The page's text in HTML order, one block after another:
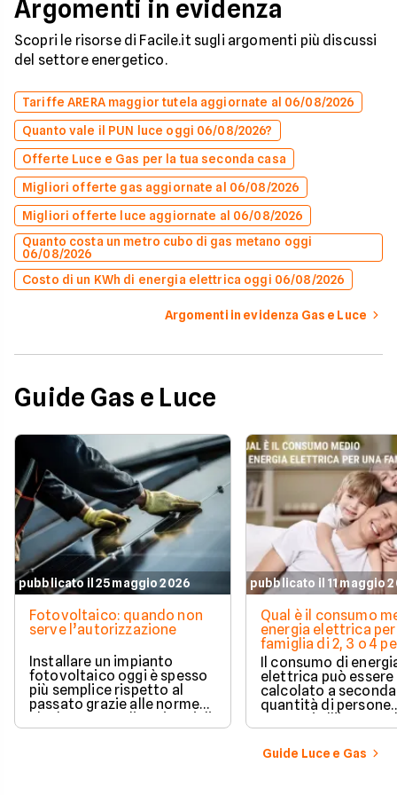
Argomenti in evidenza
Scopri le risorse di Facile.it sugli argomenti più discussi
del settore energetico.
Tariffe ARERA maggior tutela aggiornate al 06/08/2026
Quanto vale il PUN luce oggi 06/08/2026?
Offerte Luce e Gas per la tua seconda casa
Migliori offerte gas aggiornate al 06/08/2026
Migliori offerte luce aggiornate al 06/08/2026
Quanto costa un metro cubo di gas metano oggi
06/08/2026
Costo di un KWh di energia elettrica oggi 06/08/2026
Argomenti in evidenza Gas e Luce
Guide Gas e Luce
pubblicato il 25 maggio 2026
Fotovoltaico: quando non
serve l’autorizzazione
Installare un impianto
fotovoltaico oggi è spesso
più semplice rispetto al
passato grazie alle norme
che hanno ampliato i casi di
edilizia libera.
pubblicato il 11 maggio
Qual è il consumo
energia elettrica per
famiglia di 2, 3 o 4
Il consumo di
elettrica può essere
calcolato a
quantità di persone
presenti all'interno
determinato
numerosi i fattori
influenzano questo
Guide Luce e Gas